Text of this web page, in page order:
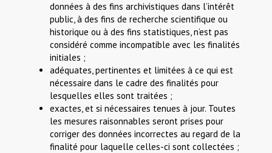
données à des fins archivistiques dans l’intérêt
public, à des fins de recherche scientifique ou
historique ou à des fins statistiques, n’est pas
considéré comme incompatible avec les finalités
initiales ;
adéquates, pertinentes et limitées à ce qui est
nécessaire dans le cadre des finalités pour
lesquelles elles sont traitées ;
exactes, et si nécessaires tenues à jour. Toutes
les mesures raisonnables seront prises pour
corriger des données incorrectes au regard de la
finalité pour laquelle celles-ci sont collectées ;